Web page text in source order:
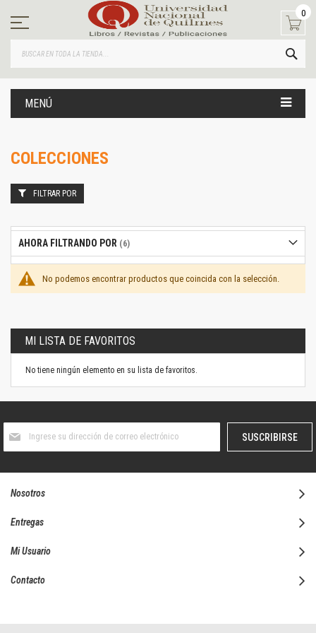
contenido
0
MENÚ
COLECCIONES
No podemos encontrar productos que coincida con la selección.
FILTRAR POR
AHORA FILTRANDO POR
MI LISTA DE FAVORITOS
No tiene ningún elemento en su lista de favoritos.
boletín
SUSCRIBIRSE
Nosotros
Entregas
Mi Usuario
Contacto